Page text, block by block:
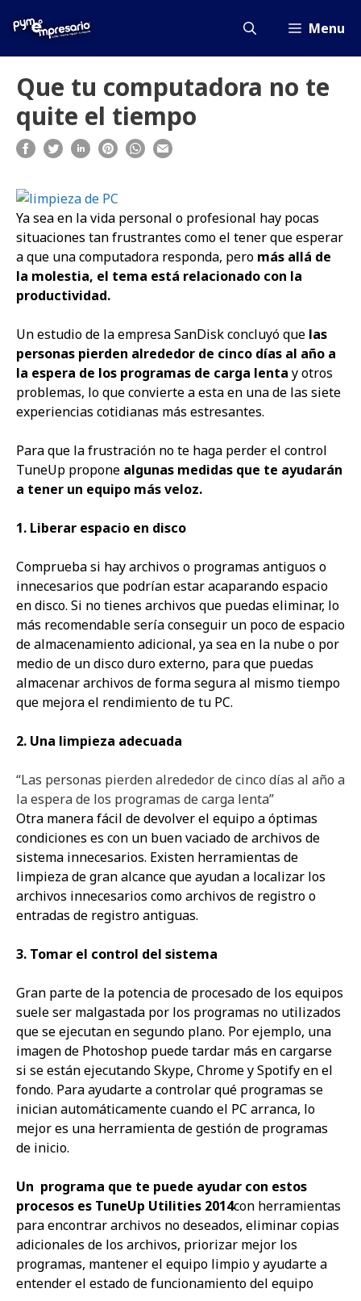
Menu
Que tu computadora no te
quite el tiempo
Ya sea en la vida personal o profesional hay pocas
situaciones tan frustrantes como el tener que esperar
a que una computadora responda, pero más allá de
la molestia, el tema está relacionado con la
productividad.
Un estudio de la empresa SanDisk concluyó que las
personas pierden alrededor de cinco días al año a
la espera de los programas de carga lenta y otros
problemas, lo que convierte a esta en una de las siete
experiencias cotidianas más estresantes.
Para que la frustración no te haga perder el control
TuneUp propone algunas medidas que te ayudarán
a tener un equipo más veloz.
1. Liberar espacio en disco
Comprueba si hay archivos o programas antiguos o
innecesarios que podrían estar acaparando espacio
en disco. Si no tienes archivos que puedas eliminar, lo
más recomendable sería conseguir un poco de espacio
de almacenamiento adicional, ya sea en la nube o por
medio de un disco duro externo, para que puedas
almacenar archivos de forma segura al mismo tiempo
que mejora el rendimiento de tu PC.
2. Una limpieza adecuada
“Las personas pierden alrededor de cinco días al año a
la espera de los programas de carga lenta”
Otra manera fácil de devolver el equipo a óptimas
condiciones es con un buen vaciado de archivos de
sistema innecesarios. Existen herramientas de
limpieza de gran alcance que ayudan a localizar los
archivos innecesarios como archivos de registro o
entradas de registro antiguas.
3. Tomar el control del sistema
Gran parte de la potencia de procesado de los equipos
suele ser malgastada por los programas no utilizados
que se ejecutan en segundo plano. Por ejemplo, una
imagen de Photoshop puede tardar más en cargarse
si se están ejecutando Skype, Chrome y Spotify en el
fondo. Para ayudarte a controlar qué programas se
inician automáticamente cuando el PC arranca, lo
mejor es una herramienta de gestión de programas
de inicio.
Un programa que te puede ayudar con estos
procesos es TuneUp Utilities 2014con herramientas
para encontrar archivos no deseados, eliminar copias
adicionales de los archivos, priorizar mejor los
programas, mantener el equipo limpio y ayudarte a
entender el estado de funcionamiento del equipo